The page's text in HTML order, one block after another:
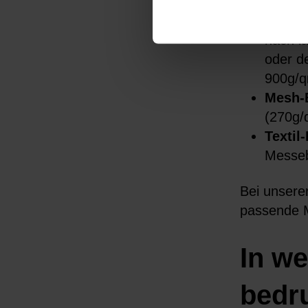
ein
nach
oder
900g/
(270g/
Textil-
Bei
passende
In